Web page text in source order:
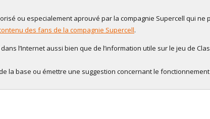
ou especialement aprouvé par la compagnie Supercell qui
des fans de la compagnie Supercell.
l’Internet aussi bien que de l’information utile sur le jeu de
la base ou émettre une suggestion concernant le